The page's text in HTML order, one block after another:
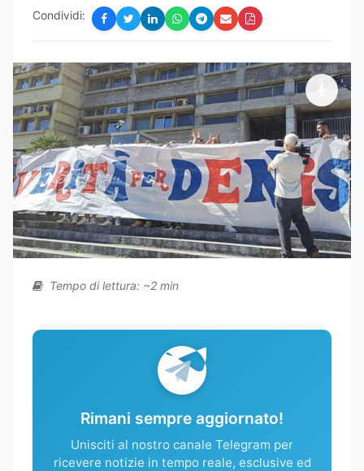
Condividi:
Tempo di lettura: ~2 min
Rimani sempre aggiornato!
Unisciti al nostro canale Telegram per
ricevere notizie in tempo reale, esclusive ed